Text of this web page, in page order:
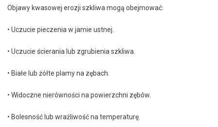
Objawy kwasowej erozji szkliwa mogą obejmować:
• Uczucie pieczenia w jamie ustnej.
• Uczucie ścierania lub zgrubienia szkliwa.
• Białe lub żółte plamy na zębach.
• Widoczne nierówności na powierzchni zębów.
• Bolesność lub wrażliwość na temperaturę.